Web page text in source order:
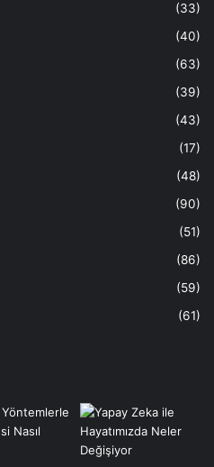
(33)
(40)
(63)
(39)
(43)
(17)
(48)
(90)
(51)
(86)
(59)
(61)